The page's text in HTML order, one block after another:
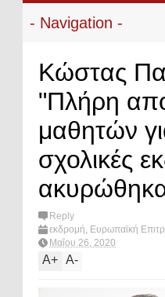
Κώστας
"Πλήρη
μαθητών
σχολικές
Reply
εκδρομή, Ευρωπαϊκή
Κωστας Παπαδακης
Μαΐου 26, 2020
A+ A-